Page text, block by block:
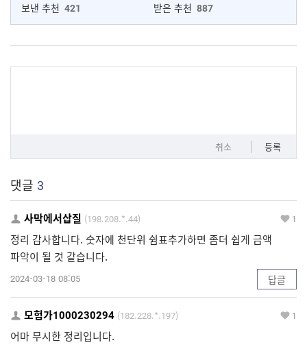
보낸 추천 421 받은 추천 887
취소 등록
댓글 3
사막에서삽질 (198.208.*.44) 1
정리 감사합니다. 숫자에 천단위 쉼표추가하면 좀더 쉽게 금액
파악이 될 것 같습니다.
2024-03-18 08:05 답글
모험가1000230294 (182.228.*.197) 1
어마 무시한 정리입니다.